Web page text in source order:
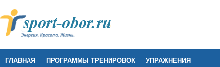
ГЛАВНАЯ ПРОГРАММЫ ТРЕНИРОВОК УПРАЖНЕНИЯ